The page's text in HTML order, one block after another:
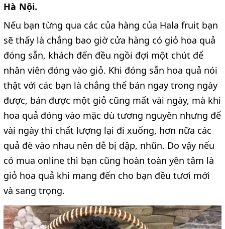
Hà Nội.
Nếu bạn từng qua các của hàng của Hala fruit bạn
sẽ thấy là chẳng bao giờ cửa hàng có giỏ hoa quả
đóng sẵn, khách đến đều ngồi đợi một chút để
nhân viên đóng vào giỏ. Khi đóng sẵn hoa quả nói
thật với các bạn là chẳng thể bán ngay trong ngày
được, bán được một giỏ cũng mất vài ngày, mà khi
hoa quả đóng vào mặc dù tương nguyên nhưng để
vài ngày thì chất lượng lại đi xuống, hơn nữa các
quả đè vào nhau nên dễ bị dập, nhũn. Do vậy nếu
có mua online thì bạn cũng hoàn toàn yên tâm là
giỏ hoa quả khi mang đến cho bạn đều tươi mới
và sang trọng.